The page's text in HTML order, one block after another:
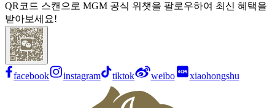
QR코드 스캔으로 MGM 공식 위챗을 팔로우하여 최신 혜택을
받아보세요!
facebook instagram tiktok weibo xiaohongshu